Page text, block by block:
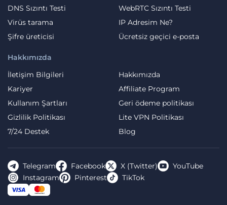
Hakkımızda
İletişim Bilgileri
Hakkımızda
Kariyer
Affiliate Program
Kullanım Şartları
Geri ödeme politikası
Gizlilik Politikası
Lite VPN Politikası
7/24 Destek
Blog
DNS Sızıntı Testi
WebRTC Sızıntı Testi
Virüs tarama
IP Adresim Ne?
Şifre üreticisi
Ücretsiz geçici e-posta
Telegram Facebook X (Twitter)
YouTube
Instagram
Pinterest TikTok